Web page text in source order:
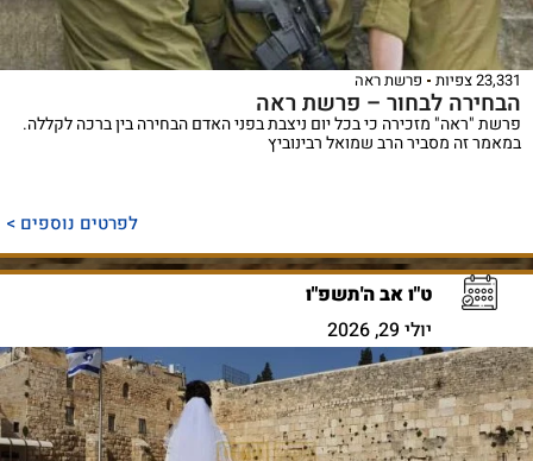
23,331 צפיות פרשת ראה
הבחירה לבחור – פרשת ראה
פרשת "ראה" מזכירה כי בכל יום ניצבת בפני האדם הבחירה בין ברכה לקללה.
במאמר זה מסביר הרב שמואל רבינוביץ
לפרטים נוספים >
ט"ו אב ה'תשפ"ו
יולי 29, 2026